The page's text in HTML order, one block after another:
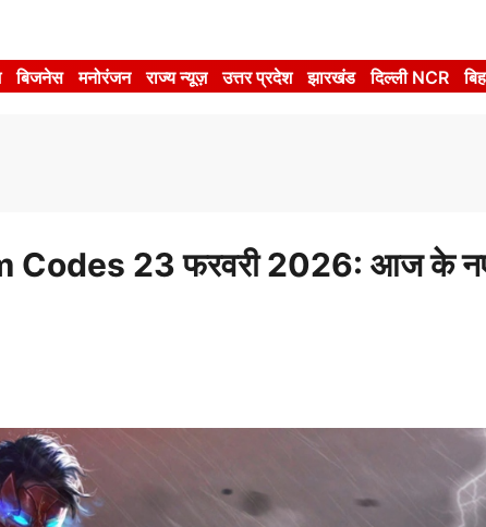
बिजनेस मनोरंजन राज्य न्यूज़ उत्तर प्रदेश झारखंड दिल्ली NCR
Codes 23 फरवरी 2026: आज के